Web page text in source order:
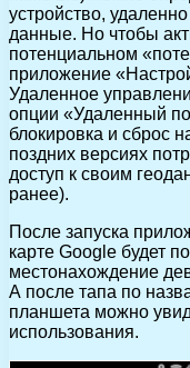
устройство,
данные. Но чтобы
потенциальном
приложение
Удаленное
опции «Удаленный
блокировка и сброс
поздних версиях
доступ к своим
ранее).
После запуска
карте Google будет
местонахождение
А после тапа по
планшета можно
использования.